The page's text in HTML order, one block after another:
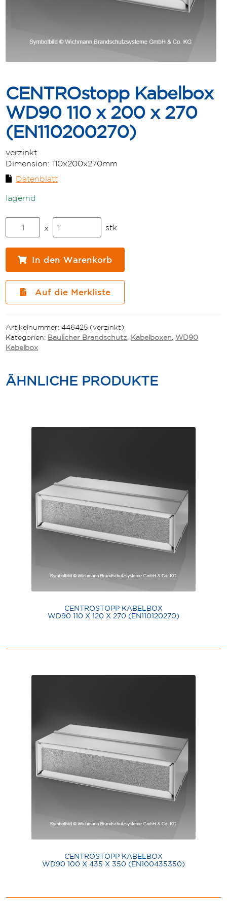
CENTROstopp Kabelbox
WD90 110 x 200 x 270
(EN110200270)
verzinkt
Dimension:110x200x270mm
Datenblatt
lagernd
Kabelbox
200
270
Menge
x stk
In den Warenkorb
Auf die Merkliste
Artikelnummer:446425 (verzinkt)
Kategorien: Baulicher Brandschutz Kabelboxen ,WD90
Kabelbox
ÄHNLICHE PRODUKTE
CENTROSTOPP KABELBOX
WD90 110 X 120 X 270 (EN110120270)
CENTROSTOPP KABELBOX
WD90 100 X 435 X 350 (EN100435350)